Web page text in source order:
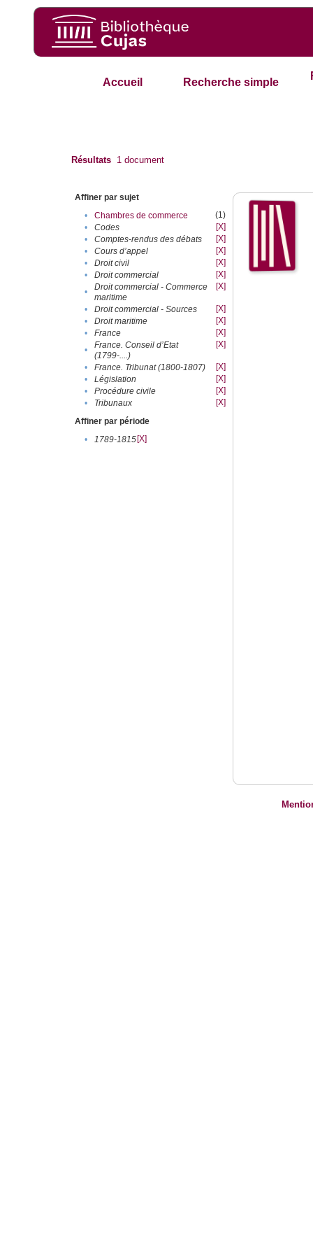
Accueil Recherche simple
Résultats 1 document
Affiner par sujet
•
Chambres de commerce
(1)
•
Codes
[X]
•
Comptes-rendus des débats
[X]
•
Cours d’appel
[X]
•
Droit civil
[X]
•
Droit commercial
[X]
•
Droit commercial - Commerce
maritime
[X]
• Droit commercial - Sources
[X]
•
Droit maritime
[X]
•
France
[X]
•
France. Conseil d’Etat
(1799-....)
[X]
• France. Tribunat (1800-1807)
[X]
•
Législation
[X]
•
Procédure civile
[X]
•
Tribunaux
[X]
Affiner par période
•
1789-1815[X]